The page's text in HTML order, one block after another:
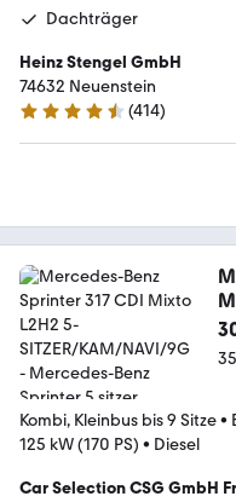
Dachträger
Heinz Stengel GmbH
74632 Neuenstein
4.7 Sterne
(414)
Kombi, Kleinbus bis 9 Sitze•
125 kW (170 PS) • Diesel
Car Selection CSG GmbH